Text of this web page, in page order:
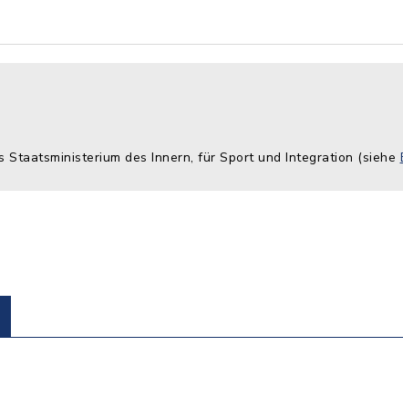
des Innern, für Sport und Integration (siehe